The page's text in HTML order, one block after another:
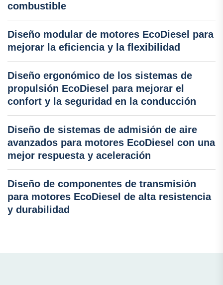
combustible
Diseño modular de motores EcoDiesel para
mejorar la eficiencia y la flexibilidad
Diseño ergonómico de los sistemas de
propulsión EcoDiesel para mejorar el
confort y la seguridad en la conducción
Diseño de sistemas de admisión de aire
avanzados para motores EcoDiesel con una
mejor respuesta y aceleración
Diseño de componentes de transmisión
para motores EcoDiesel de alta resistencia
y durabilidad